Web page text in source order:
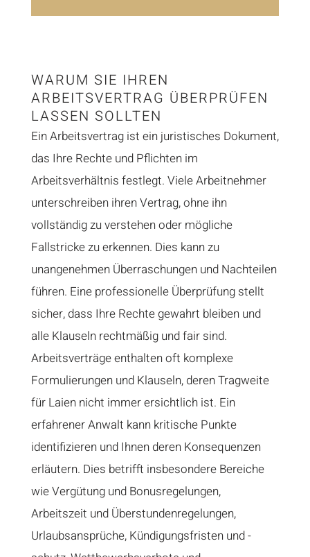
WARUM SIE IHREN
ARBEITSVERTRAG ÜBERPRÜFEN
LASSEN SOLLTEN
Ein Arbeitsvertrag ist ein juristisches Dokument,
das Ihre Rechte und Pflichten im
Arbeitsverhältnis festlegt. Viele Arbeitnehmer
unterschreiben ihren Vertrag, ohne ihn
vollständig zu verstehen oder mögliche
Fallstricke zu erkennen. Dies kann zu
unangenehmen Überraschungen und Nachteilen
führen. Eine professionelle Überprüfung stellt
sicher, dass Ihre Rechte gewahrt bleiben und
alle Klauseln rechtmäßig und fair sind.
Arbeitsverträge enthalten oft komplexe
Formulierungen und Klauseln, deren Tragweite
für Laien nicht immer ersichtlich ist. Ein
erfahrener Anwalt kann kritische Punkte
identifizieren und Ihnen deren Konsequenzen
erläutern. Dies betrifft insbesondere Bereiche
wie Vergütung und Bonusregelungen,
Arbeitszeit und Überstundenregelungen,
Urlaubsansprüche, Kündigungsfristen und -